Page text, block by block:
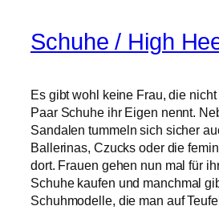
Schuhe / High
Es gibt wohl keine Frau, die
Paar Schuhe ihr Eigen nennt.
Sandalen tummeln sich sicher
Ballerinas, Czucks oder die
dort. Frauen gehen nun mal für
Schuhe kaufen und manchmal
Schuhmodelle, die man auf